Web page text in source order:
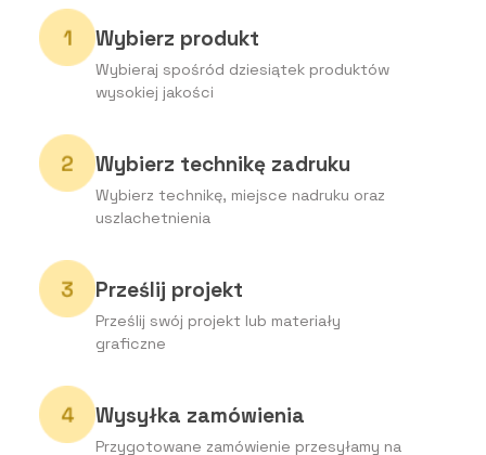
Wybierz produkt
Wybieraj spośród dziesiątek produktów
wysokiej jakości
Wybierz technikę zadruku
Wybierz technikę, miejsce nadruku oraz
uszlachetnienia
Prześlij projekt
Prześlij swój projekt lub materiały
graficzne
Wysyłka zamówienia
Przygotowane zamówienie przesyłamy na